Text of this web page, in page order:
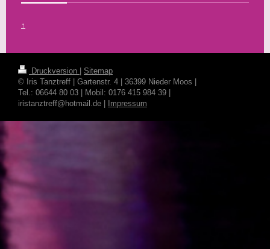
↑
Druckversion
Sitemap
© Iris Tanztreff | Gartenstr. 4 | 36399 Nieder Moos |
Tel.: 06644 80 03 | Mobil: 0176 415 984 39 |
iristanztreff@hotmail.de |
Impressum